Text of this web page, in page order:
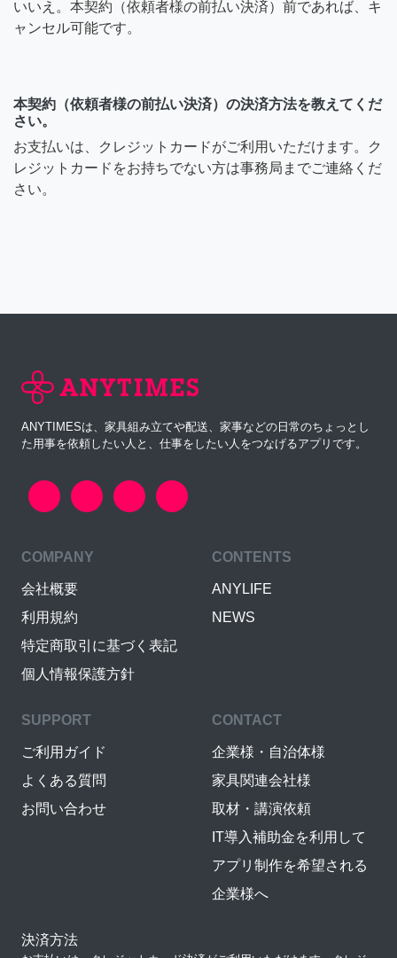
いいえ。本契約（依頼者様の前払い決済）前であれば、キ
ャンセル可能です。
本契約（依頼者様の前払い決済）の決済方法を教えてくだ
さい。
お支払いは、クレジットカードがご利用いただけます。ク
レジットカードをお持ちでない方は事務局までご連絡くだ
さい。
ANYTIMESは、家具組み立てや配送、家事などの日常のちょっとし
た用事を依頼したい人と、仕事をしたい人をつなげるアプリです。
COMPANY
会社概要
利用規約
特定商取引に基づく表記
個人情報保護方針
CONTENTS
ANYLIFE
NEWS
SUPPORT
ご利用ガイド
よくある質問
お問い合わせ
CONTACT
企業様・自治体様
家具関連会社様
取材・講演依頼
IT導入補助金を利用して
アプリ制作を希望される
企業様へ
決済方法